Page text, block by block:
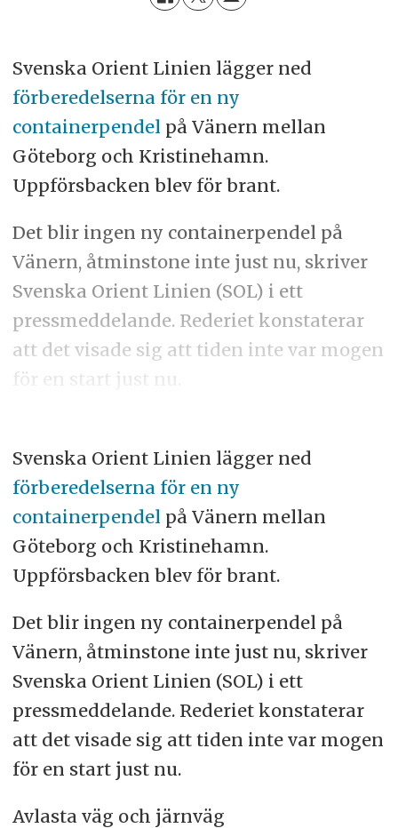
Svenska Orient Linien lägger ned
förberedelserna för en ny
containerpendel på Vänern mellan
Göteborg och Kristinehamn.
Uppförsbacken blev för brant.
Det blir ingen ny containerpendel på
Vänern, åtminstone inte just nu, skriver
Svenska Orient Linien (SOL) i ett
pressmeddelande. Rederiet konstaterar
att det visade sig att tiden inte var mogen
för en start just nu.
Svenska Orient Linien lägger ned
förberedelserna för en ny
containerpendel på Vänern mellan
Göteborg och Kristinehamn.
Uppförsbacken blev för brant.
Det blir ingen ny containerpendel på
Vänern, åtminstone inte just nu, skriver
Svenska Orient Linien (SOL) i ett
pressmeddelande. Rederiet konstaterar
att det visade sig att tiden inte var mogen
för en start just nu.
Avlasta väg och järnväg